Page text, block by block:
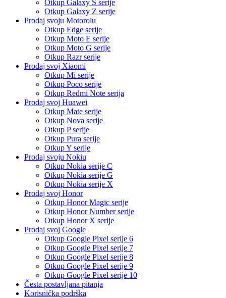
Otkup Galaxy S serije
Otkup Galaxy Z serije
Prodaj svoju Motorolu
Otkup Edge serije
Otkup Moto E serije
Otkup Moto G serije
Otkup Razr serije
Prodaj svoj Xiaomi
Otkup Mi serije
Otkup Poco serije
Otkup Redmi Note serija
Prodaj svoj Huawei
Otkup Mate serije
Otkup Nova serije
Otkup P serije
Otkup Pura serije
Otkup Y serije
Prodaj svoju Nokiu
Otkup Nokia serije C
Otkup Nokia serije G
Otkup Nokia serije X
Prodaj svoj Honor
Otkup Honor Magic serije
Otkup Honor Number serije
Otkup Honor X serije
Prodaj svoj Google
Otkup Google Pixel serije 6
Otkup Google Pixel serije 7
Otkup Google Pixel serije 8
Otkup Google Pixel serije 9
Otkup Google Pixel serije 10
Česta postavljana pitanja
Korisnička podrška